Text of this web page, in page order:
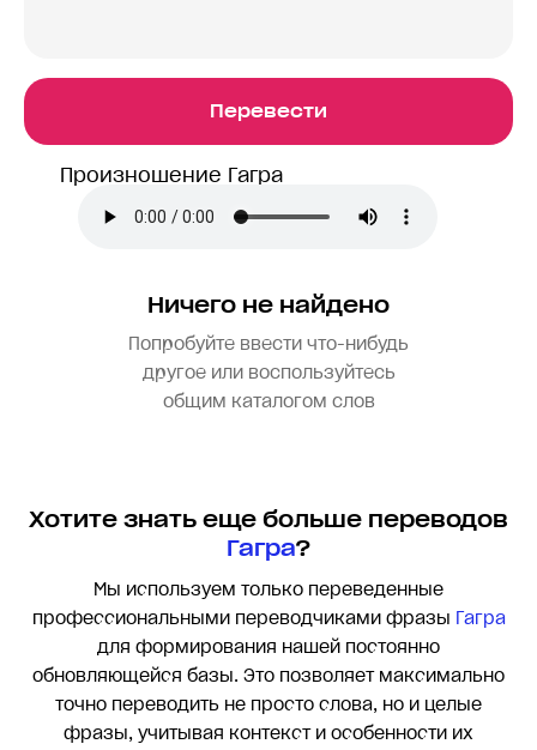
Перевести
Произношение Гагра
Ничего не найдено
Попробуйте ввести что-нибудь
другое или воспользуйтесь
общим каталогом слов
Хотите знать еще больше переводов
Гагра?
Мы используем только переведенные
профессиональными переводчиками фразы Гагра
для формирования нашей постоянно
обновляющейся базы. Это позволяет максимально
точно переводить не просто слова, но и целые
фразы, учитывая контекст и особенности их